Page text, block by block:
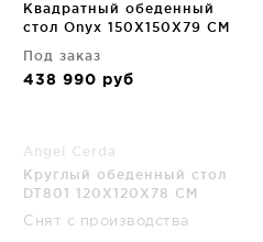
Квадратный обеденный
стол Onyx 150X150X79 CM
Под заказ
438 990 руб
Angel Cerda
Круглый обеденный стол
DT801 120X120X78 CM
Снят с производства